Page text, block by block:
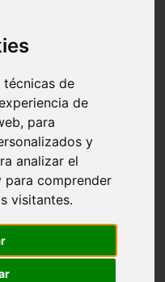
de
de
para
y
analizar el
comprender
visitantes.